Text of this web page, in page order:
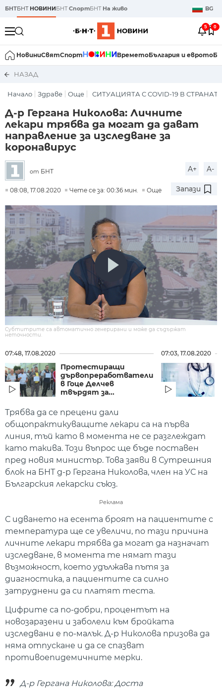
БНТБНТ НОВИНИБНТСпортБНТ На живо BG
5 0
НовиниСвятСпорт ВреметоБългария и еврото
НАЗАД
Начало Здраве Още СИТУАЦИЯТА С COVID-19 В
Д-р Гергана Николова: Личните
лекари трябва да могат да дават
направление за изследване за
коронавирус
от БНТ A+ A-
08:08, 17.08.2020 Чете се за: 00:36 мин. Още Запази
Субтитрите са автоматично генерирани и може да съдържат
неточности.
07:48, 17.08.2020
Протестиращи
дървопреработватели
в Гоце Делчев
твърдят за...
07:03, 17.08.2020
Трябва да се прецени дали
общопрактикуващите лекари са на първа
линия, тъй като в момента не се разглеждат
като такива. Този въпрос ще бъде поставен
пред новия министър. Това заяви в Сутрешния
блок на БНТ д-р Гергана Николова, член на УС на
Българския лекарски съюз.
Реклама
С идването на есента броят на пациентите с
температура ще се увеличи, по тази причина
личните лекари трябва да могат да назначат
изследване, в момента те нямат тази
възможност, което удължава пътя за
диагностика, а пациентите са силно
затруднени да си платят теста.
Цифрите са по-добри, процентът на
новозаразени и заболели към бройката
изследвани е по-малък. Д-р Николова призова да
няма отпускане и да се спазват
противоепидемичните мерки.
Д-р Гергана Николова: Доста